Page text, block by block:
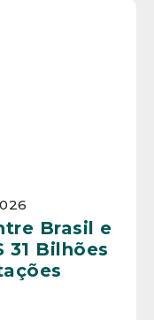
Brasil e
31 Bilhões